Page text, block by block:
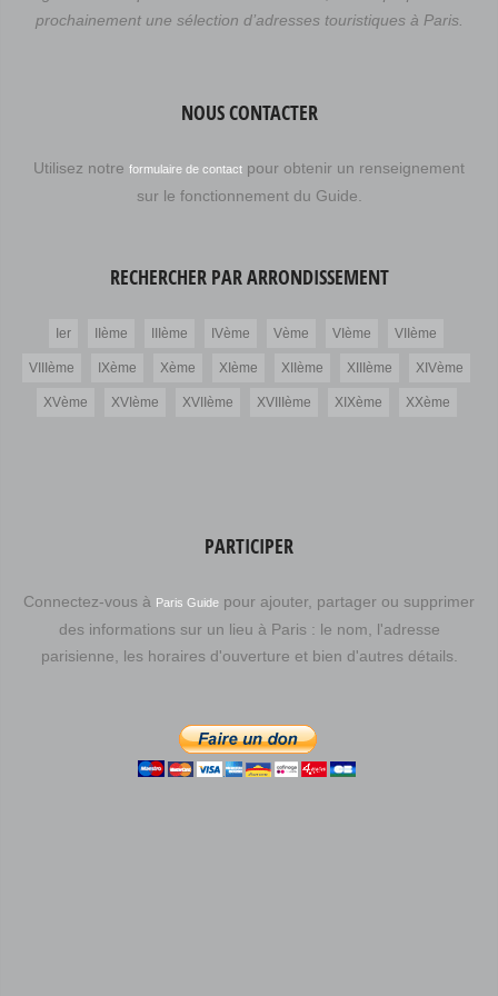
prochainement une sélection d’adresses touristiques à Paris.
NOUS CONTACTER
Utilisez notre formulaire de contact pour obtenir un renseignement
sur le fonctionnement du Guide.
RECHERCHER PAR ARRONDISSEMENT
Ier IIème IIIème IVème Vème VIème VIIème
VIIIème IXème Xème XIème XIIème XIIIème XIVème
XVème XVIème XVIIème XVIIIème XIXème XXème
PARTICIPER
Connectez-vous à Paris Guide pour ajouter, partager ou supprimer
des informations sur un lieu à Paris : le nom, l'adresse
parisienne, les horaires d'ouverture et bien d'autres détails.